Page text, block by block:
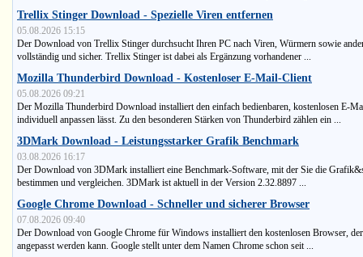
Trellix Stinger Download - Spezielle Viren entfernen
05.08.2026 15:15
Der Download von Trellix Stinger durchsucht Ihren PC nach Viren, Würmern sowie
vollständig und sicher. Trellix Stinger ist dabei als Ergänzung vorhandener ...
Mozilla Thunderbird Download - Kostenloser E-Mail-Client
05.08.2026 09:21
Der Mozilla Thunderbird Download installiert den einfach bedienbaren, kostenlosen E-
individuell anpassen lässt. Zu den besonderen Stärken von Thunderbird zählen ein ...
3DMark Download - Leistungsstarker Grafik Benchmark
03.08.2026 16:17
Der Download von 3DMark installiert eine Benchmark-Software, mit der Sie die
bestimmen und vergleichen. 3DMark ist aktuell in der Version 2.32.8897 ...
Google Chrome Download - Schneller und sicherer Browser
07.08.2026 09:40
Der Download von Google Chrome für Windows installiert den kostenlosen Browser,
angepasst werden kann. Google stellt unter dem Namen Chrome schon seit ...